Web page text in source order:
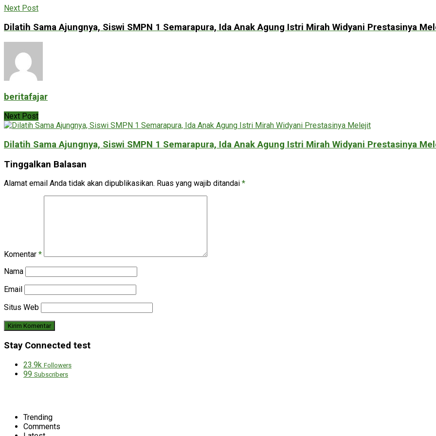
Next Post
Dilatih Sama Ajungnya, Siswi SMPN 1 Semarapura, Ida Anak Agung Istri Mirah Widyani Prestasinya
beritafajar
Next Post
Dilatih Sama Ajungnya, Siswi SMPN 1 Semarapura, Ida Anak Agung Istri Mirah Widyani Prestasinya
Tinggalkan Balasan
Alamat email Anda tidak akan dipublikasikan. Ruas yang wajib ditandai *
Komentar *
Nama
Email
Situs Web
Stay Connected test
23.9k Followers
99 Subscribers
Trending
Comments